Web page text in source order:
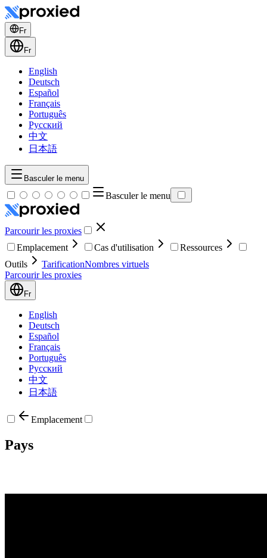
Fr
Fr
English
Deutsch
Español
Français
Português
Русский
中文
日本語
Basculer le menu
Basculer le menu
Parcourir les proxies
Emplacement
Cas d'utilisation
Ressources
Outils
TarificationNombres virtuels
Parcourir les proxies
Fr
English
Deutsch
Español
Français
Português
Русский
中文
日本語
Emplacement
Pays